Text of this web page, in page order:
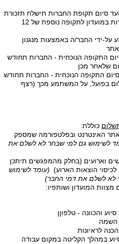
סיום תקופת החברות תישלח תזכורת
לחידוש החברות במועדון לתקופה נוספת של 12
על-ידי החבר/ה באמצעות מנגנון
התקופה הנוכחית - החברות תחודש
שלאחר מכן
התקופה הנוכחית - החברות תחודש
בפועל, על המשתמע מכך (רצף
כוללת:
האינטרנט ובפלטפורמה שמספק
לשימוש גם למי שבחר לא לשלם את
וארועים (בחלק מהמפגשים תיתכן
הוצאות הארוע) (עומד לשימוש
לא לשלם את דמי החבר)
המועדון ושותפיו:
והכוונה - טלפוןן
השמה
לראיונות
במהלך הקליטה במקום עבודה